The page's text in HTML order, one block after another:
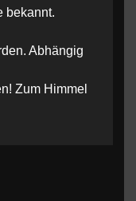
bekannt.
Abhängig
Zum Himmel